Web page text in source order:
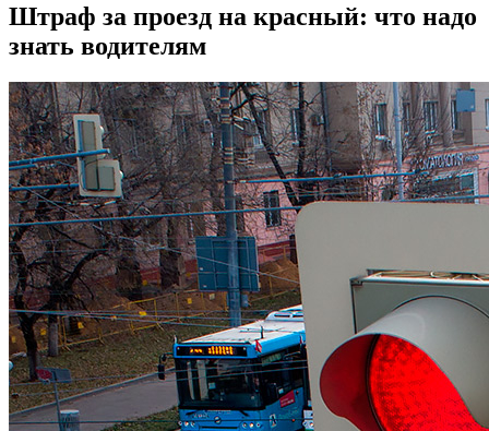
Штраф за проезд на красный: что надо
знать водителям